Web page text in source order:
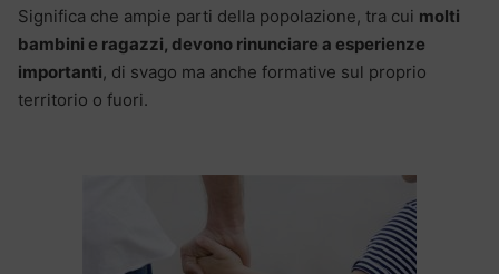
Significa che ampie parti della popolazione, tra cui molti
bambini e ragazzi, devono rinunciare a esperienze
importanti, di svago ma anche formative sul proprio
territorio o fuori.